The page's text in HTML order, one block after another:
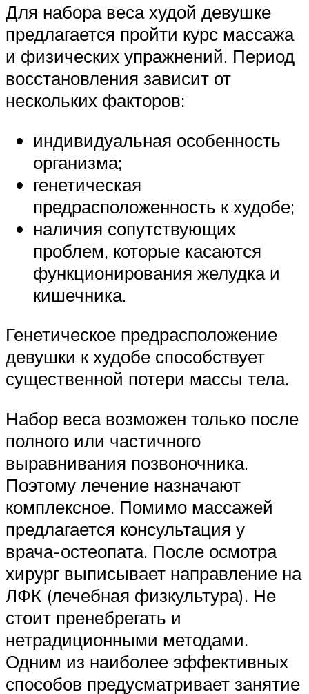
Для набора веса худой девушке
предлагается пройти курс массажа
и физических упражнений. Период
восстановления зависит от
нескольких факторов:
индивидуальная особенность
организма;
генетическая
предрасположенность к худобе;
наличия сопутствующих
проблем, которые касаются
функционирования желудка и
кишечника.
Генетическое предрасположение
девушки к худобе способствует
существенной потери массы тела.
Набор веса возможен только после
полного или частичного
выравнивания позвоночника.
Поэтому лечение назначают
комплексное. Помимо массажей
предлагается консультация у
врача-остеопата. После осмотра
хирург выписывает направление на
ЛФК (лечебная физкультура). Не
стоит пренебрегать и
нетрадиционными методами.
Одним из наиболее эффективных
способов предусматривает занятие